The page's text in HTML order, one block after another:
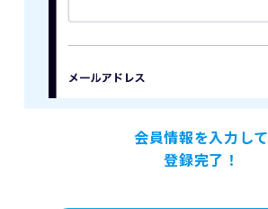
会員情報を入力して
登録完了！